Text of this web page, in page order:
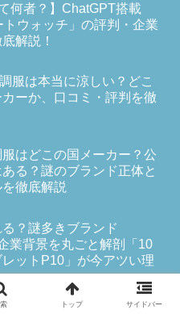
何者？】ChatGPT搭載
トウォッチ」の評判・企業
解説！
服は本当に涼しい？どこ
ーか、口コミ・評判を徹
はどこの国メーカー？公
る？謎のブランド正体と
徹底解説
？謎多きブランド
業背景を丸ごと解剖「10
ットP10」が今アツい理
トップ サイドバー